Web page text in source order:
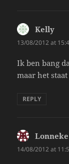
Kelly
13/08/2012 at
Ik ben bang
maar het
REPLY
Lonneke
14/08/2012 at